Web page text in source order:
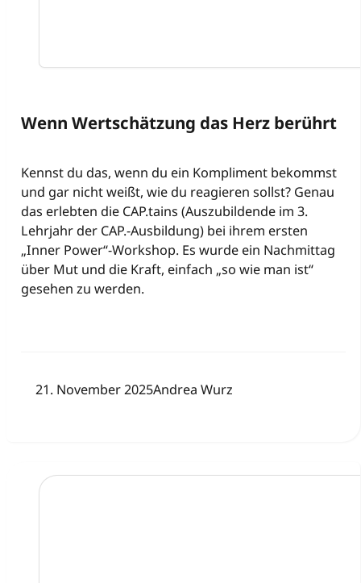
Wenn Wertschätzung das Herz berührt
Kennst du das, wenn du ein Kompliment bekommst
und gar nicht weißt, wie du reagieren sollst? Genau
das erlebten die CAP.tains (Auszubildende im 3.
Lehrjahr der CAP.-Ausbildung) bei ihrem ersten
„Inner Power“-Workshop. Es wurde ein Nachmittag
über Mut und die Kraft, einfach „so wie man ist“
gesehen zu werden.
21. November 2025Andrea Wurz